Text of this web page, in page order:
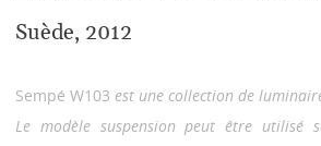
Suède, 2012
Sempé W103 est une collection de
Le modèle suspension peut être utilisé